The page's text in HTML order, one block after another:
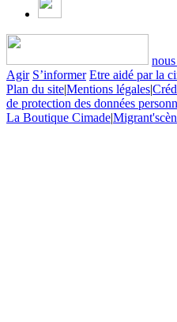
Agir S’informer Etre aidé par la
Plan du site|Mentions légales|
de protection des données
La Boutique Cimade|